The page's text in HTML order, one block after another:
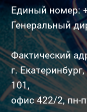
Единый номер:
Генеральный
Фактический
г.
101,
офис 422/2, пн-